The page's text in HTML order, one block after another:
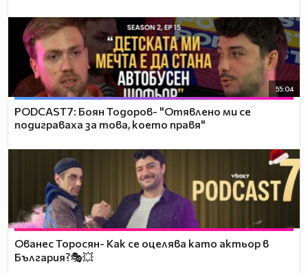
55:04
PODCAST7: ‪Боян Тодоров- "Отявлено ми се
подиграваха за това, което правя"
Ованес Торосян- Как се оцелява като актьор в
България?🎭💥